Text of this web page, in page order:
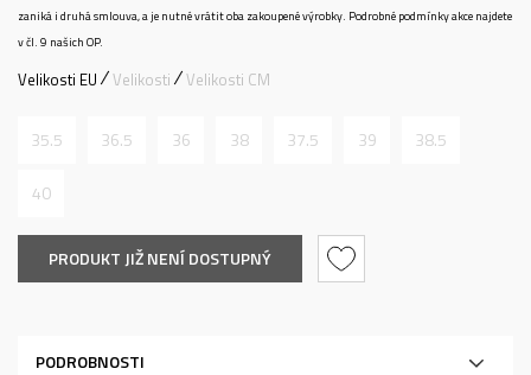
zaniká i druhá smlouva, a je nutné vrátit oba zakoupené výrobky. Podrobné podmínky akce najdete
v čl. 9 našich OP.
Velikosti EU Velikosti Velikosti CM
35.5 36.5 36 38 37.5 39 38.5
40
PRODUKT JIŽ NENÍ DOSTUPNÝ
PODROBNOSTI